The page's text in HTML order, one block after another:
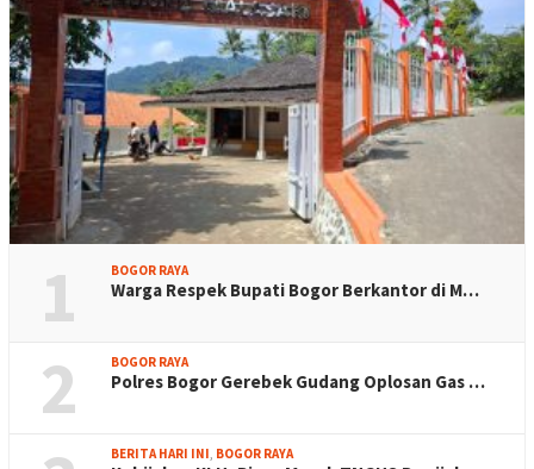
1 BOGOR RAYA
Warga Respek Bupati Bogor Berkantor di M…
2 BOGOR RAYA
Polres Bogor Gerebek Gudang Oplosan Gas …
BERITA HARI INI BOGOR RAYA